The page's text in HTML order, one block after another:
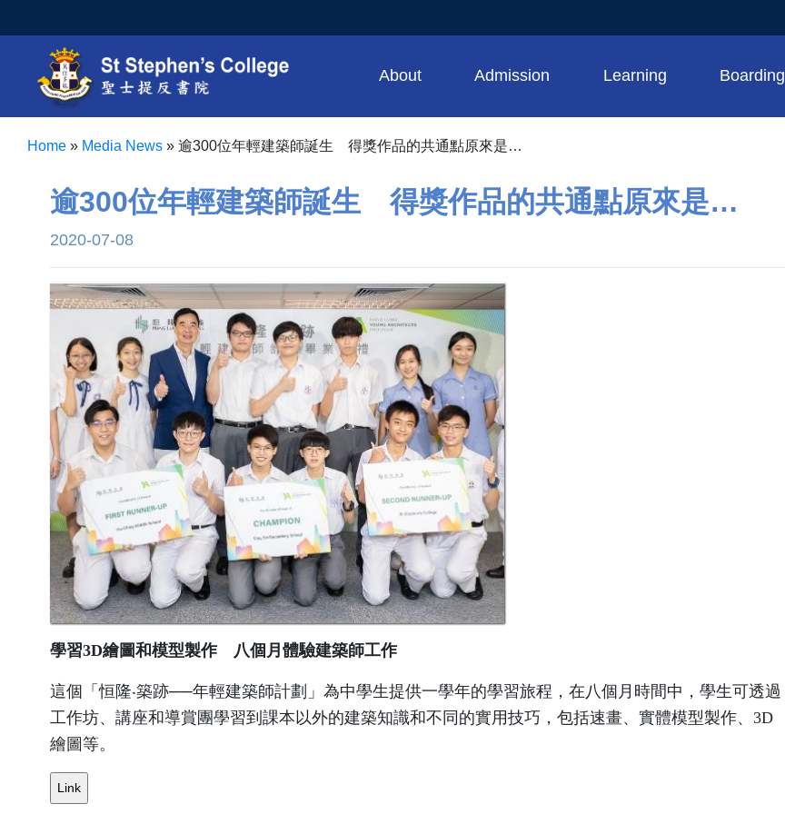
About Admission Learning Boarding
Home » Media News » 逾300位年輕建築師誕生 得獎作品的共通點原來是…
逾300位年輕建築師誕生 得獎作品的共通點原來是…
2020-07-08
學習3D繪圖和模型製作 八個月體驗建築師工作
這個「恒隆‧築跡──年輕建築師計劃」為中學生提供一學年的學習旅程，在八個月時間中，學生可透過
工作坊、講座和導賞團學習到課本以外的建築知識和不同的實用技巧，包括速畫、實體模型製作、3D
繪圖等。